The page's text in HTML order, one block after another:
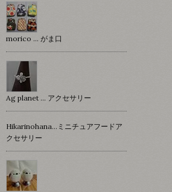
morico … がま口
Ag planet … アクセサリー
Hikarinohana…ミニチュアフードア
クセサリー